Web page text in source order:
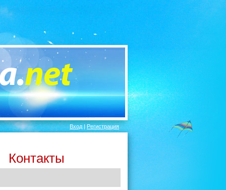
Вход| Регистрация
Контакты